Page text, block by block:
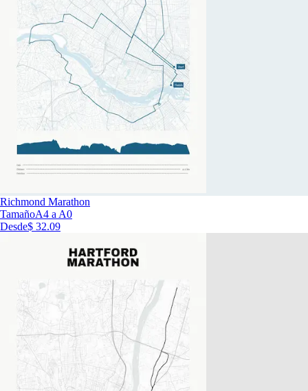
Richmond Marathon
TamañoA4 a A0
Desde$ 32.09